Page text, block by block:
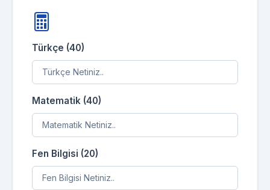
Türkçe (40)
Matematik (40)
Fen Bilgisi (20)